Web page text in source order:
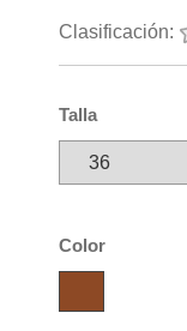
Clasificación:
Talla
Color